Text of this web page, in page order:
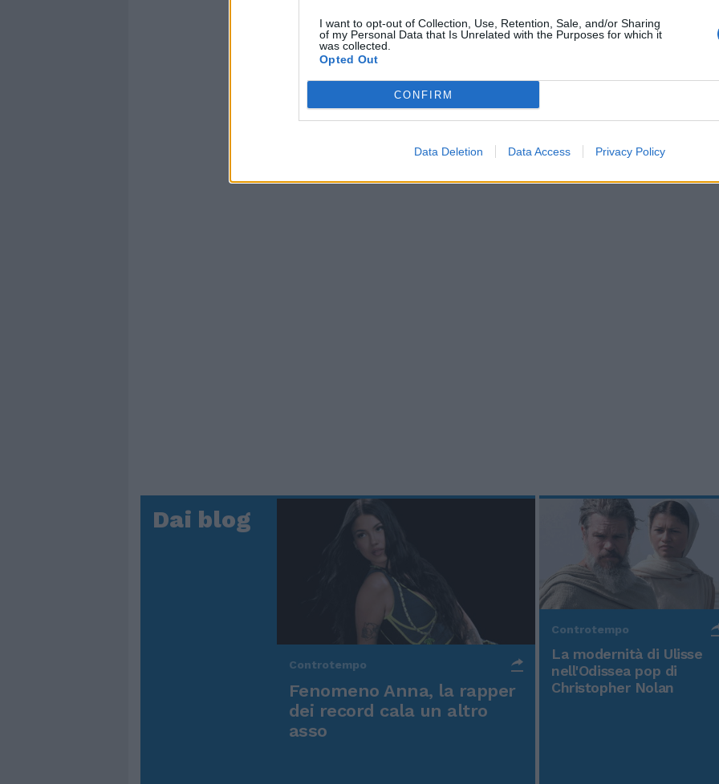
I want to opt-out of Collection, Use, Retention, Sale, and/or Sharing
of my Personal Data that Is Unrelated with the Purposes for which it
was collected.
Opted Out
CONFIRM
Data Deletion Data Access Privacy Policy
Dai blog
Controtempo
Fenomeno Anna, la rapper
dei record cala un altro
asso
Controtempo
La modernità di Ulisse
nell'Odissea pop di
Christopher Nolan